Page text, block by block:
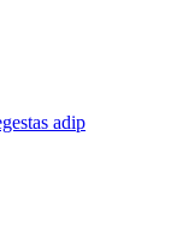
adip